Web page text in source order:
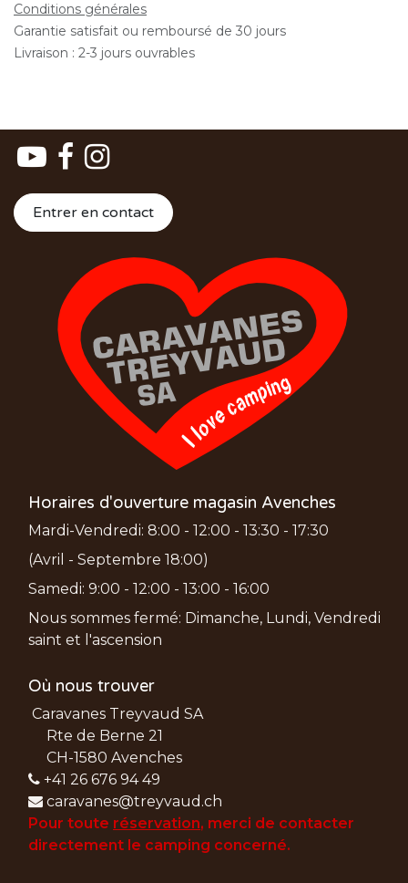
Conditions générales
Garantie satisfait ou remboursé de 30 jours
Livraison : 2-3 jours ouvrables
Entrer en contact
Horaires d'ouverture magasin Avenches
Mardi-Vendredi: 8:00 - 12:00 - 13:30 - 17:30
(Avril - Septembre 18:00)
Samedi: 9:00 - 12:00 - 13:00 - 16:00
Nous sommes fermé: Dimanche, Lundi, Vendredi
saint et l'ascension
Où nous trouver
Caravanes Treyvaud SA
Rte de Berne 21
CH-1580 Avenches
+41 26 676 94 49
caravanes@treyvaud.ch
Pour toute réservation, merci de contacter
directement le camping concerné.